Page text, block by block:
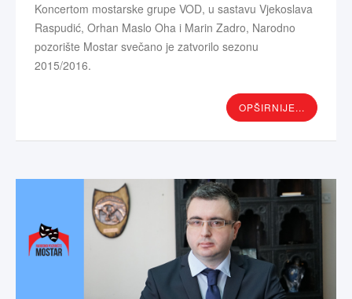
Koncertom mostarske grupe VOD, u sastavu Vjekoslava
Raspudić, Orhan Maslo Oha i Marin Zadro, Narodno
pozorište Mostar svečano je zatvorilo sezonu
2015/2016.
OPŠIRNIJE...